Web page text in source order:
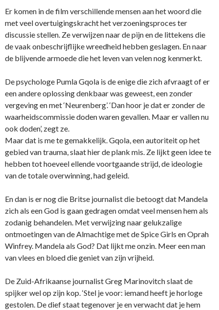
Er komen in de film verschillende mensen aan het woord die
met veel overtuigingskracht het verzoeningsproces ter
discussie stellen. Ze verwijzen naar de pijn en de littekens die
de vaak onbeschrijflijke wreedheid hebben geslagen. En naar
de blijvende armoede die het leven van velen nog kenmerkt.
De psychologe Pumla Gqola is de enige die zich afvraagt of er
een andere oplossing denkbaar was geweest, een zonder
vergeving en met ‘Neurenberg’. ‘Dan hoor je dat er zonder de
waarheidscommissie doden waren gevallen. Maar er vallen nu
ook doden’, zegt ze.
Maar dat is me te gemakkelijk. Gqola, een autoriteit op het
gebied van trauma, slaat hier de plank mis. Ze lijkt geen idee te
hebben tot hoeveel ellende voortgaande strijd, de ideologie
van de totale overwinning, had geleid.
En dan is er nog die Britse journalist die betoogt dat Mandela
zich als een God is gaan gedragen omdat veel mensen hem als
zodanig behandelen. Met verwijzing naar gelukzalige
ontmoetingen van de Almachtige met de Spice Girls en Oprah
Winfrey. Mandela als God? Dat lijkt me onzin. Meer een man
van vlees en bloed die geniet van zijn vrijheid.
De Zuid-Afrikaanse journalist Greg Marinovitch slaat de
spijker wel op zijn kop. ‘Stel je voor: iemand heeft je horloge
gestolen. De dief staat tegenover je en verwacht dat je hem